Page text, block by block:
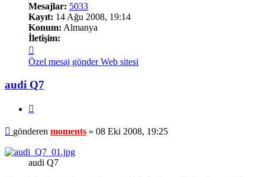
Mesajlar: 5033
Kayıt: 14 Ağu 2008, 19:14
Konum: Almanya
İletişim:
moments
Özel mesaj gönder Web sitesi
audi Q7
Mesaj
gönderen moments » 08 Eki 2008, 19:25
audi Q7